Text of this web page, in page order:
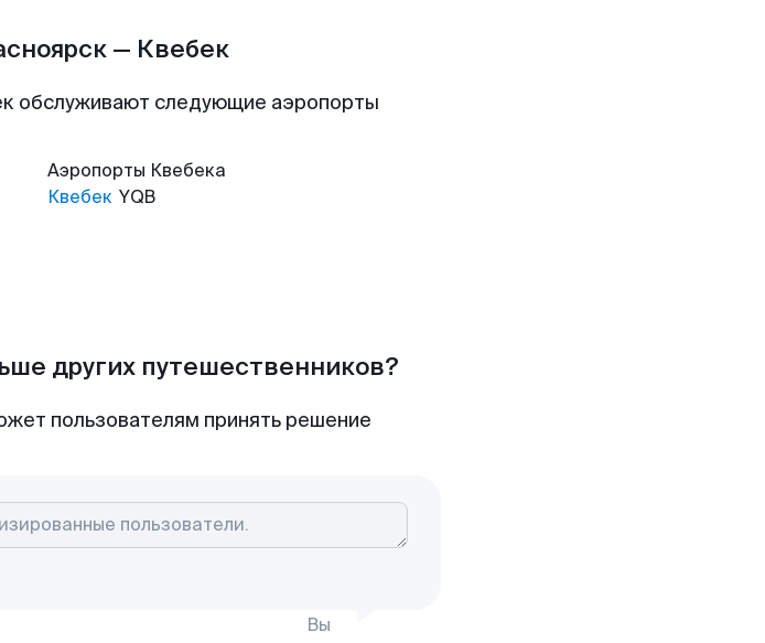
— Квебек
обслуживают следующие аэропорты
Аэропорты Квебека
Квебек YQB
других путешественников?
пользователям принять решение
Вы